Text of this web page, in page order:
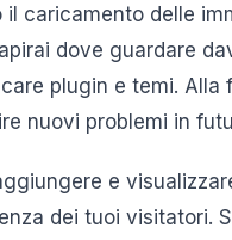
caricamento delle
dove guardare
plugin e temi. Alla
nuovi problemi in
e
dei tuoi visitatori.